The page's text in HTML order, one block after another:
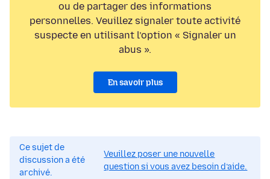
ou de partager des informations
personnelles. Veuillez signaler toute activité
suspecte en utilisant l’option « Signaler un
abus ».
En savoir plus
Ce sujet de
discussion a été
archivé.
Veuillez poser une nouvelle
question si vous avez besoin d’aide.